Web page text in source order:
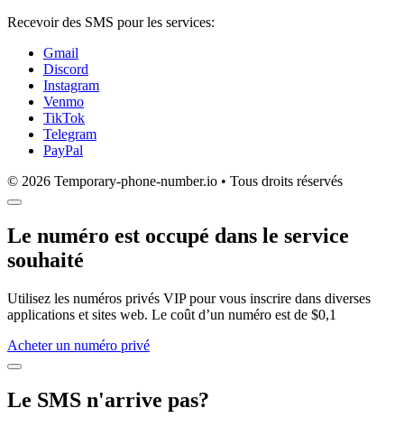
Recevoir des SMS pour les services:
Gmail
Discord
Instagram
Venmo
TikTok
Telegram
PayPal
© 2026 Temporary-phone-number.io • Tous droits réservés
Le numéro est occupé dans le service
souhaité
Utilisez les numéros privés VIP pour vous inscrire dans diverses
applications et sites web. Le coût d’un numéro est de $0,1
Acheter un numéro privé
Le SMS n'arrive pas?